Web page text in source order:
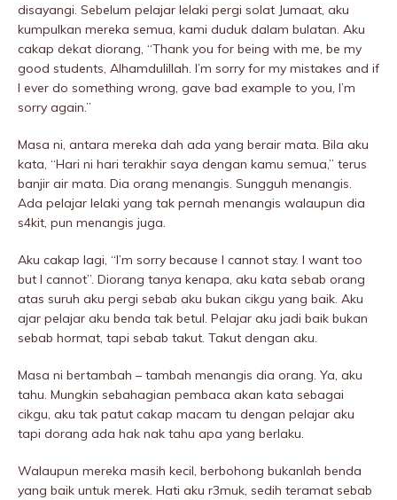
disayangi. Sebelum pelajar lelaki pergi solat Jumaat, aku
kumpulkan mereka semua, kami duduk dalam bulatan. Aku
cakap dekat diorang, “Thank you for being with me, be my
good students, Alhamdulillah. I’m sorry for my mistakes and if
I ever do something wrong, gave bad example to you, I’m
sorry again.”
Masa ni, antara mereka dah ada yang berair mata. Bila aku
kata, “Hari ni hari terakhir saya dengan kamu semua,” terus
banjir air mata. Dia orang menangis. Sungguh menangis.
Ada pelajar lelaki yang tak pernah menangis walaupun dia
s4kit, pun menangis juga.
Aku cakap lagi, “I’m sorry because I cannot stay. I want too
but I cannot”. Diorang tanya kenapa, aku kata sebab orang
atas suruh aku pergi sebab aku bukan cikgu yang baik. Aku
ajar pelajar aku benda tak betul. Pelajar aku jadi baik bukan
sebab hormat, tapi sebab takut. Takut dengan aku.
Masa ni bertambah – tambah menangis dia orang. Ya, aku
tahu. Mungkin sebahagian pembaca akan kata sebagai
cikgu, aku tak patut cakap macam tu dengan pelajar aku
tapi dorang ada hak nak tahu apa yang berlaku.
Walaupun mereka masih kecil, berbohong bukanlah benda
yang baik untuk merek. Hati aku r3muk, sedih teramat sebab